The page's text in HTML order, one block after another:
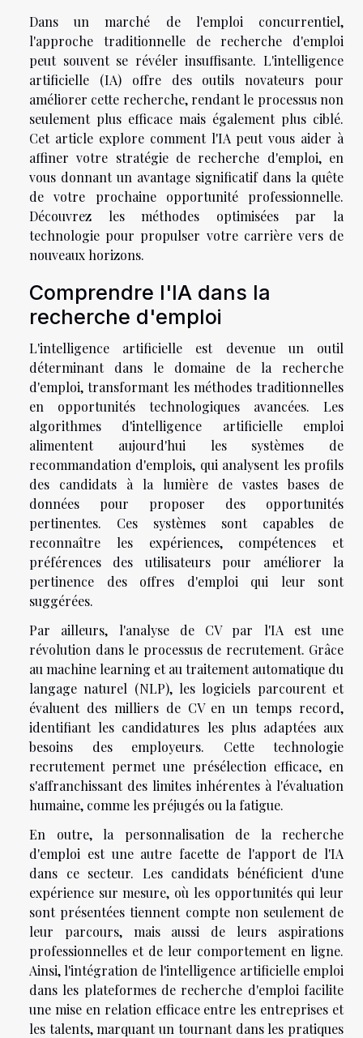
Dans un marché de l'emploi concurrentiel,
l'approche traditionnelle de recherche d'emploi
peut souvent se révéler insuffisante. L'intelligence
artificielle (IA) offre des outils novateurs pour
améliorer cette recherche, rendant le processus non
seulement plus efficace mais également plus ciblé.
Cet article explore comment l'IA peut vous aider à
affiner votre stratégie de recherche d'emploi, en
vous donnant un avantage significatif dans la quête
de votre prochaine opportunité professionnelle.
Découvrez les méthodes optimisées par la
technologie pour propulser votre carrière vers de
nouveaux horizons.
Comprendre l'IA dans la
recherche d'emploi
L'intelligence artificielle est devenue un outil
déterminant dans le domaine de la recherche
d'emploi, transformant les méthodes traditionnelles
en opportunités technologiques avancées. Les
algorithmes d'intelligence artificielle emploi
alimentent aujourd'hui les systèmes de
recommandation d'emplois, qui analysent les profils
des candidats à la lumière de vastes bases de
données pour proposer des opportunités
pertinentes. Ces systèmes sont capables de
reconnaître les expériences, compétences et
préférences des utilisateurs pour améliorer la
pertinence des offres d'emploi qui leur sont
suggérées.
Par ailleurs, l'analyse de CV par l'IA est une
révolution dans le processus de recrutement. Grâce
au machine learning et au traitement automatique du
langage naturel (NLP), les logiciels parcourent et
évaluent des milliers de CV en un temps record,
identifiant les candidatures les plus adaptées aux
besoins des employeurs. Cette technologie
recrutement permet une présélection efficace, en
s'affranchissant des limites inhérentes à l'évaluation
humaine, comme les préjugés ou la fatigue.
En outre, la personnalisation de la recherche
d'emploi est une autre facette de l'apport de l'IA
dans ce secteur. Les candidats bénéficient d'une
expérience sur mesure, où les opportunités qui leur
sont présentées tiennent compte non seulement de
leur parcours, mais aussi de leurs aspirations
professionnelles et de leur comportement en ligne.
Ainsi, l'intégration de l'intelligence artificielle emploi
dans les plateformes de recherche d'emploi facilite
une mise en relation efficace entre les entreprises et
les talents, marquant un tournant dans les pratiques